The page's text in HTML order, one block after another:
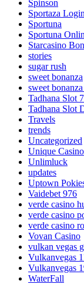
Spinson
Sportaza
Sportuna
Sportuna
Starcasino
stories
sugar rush
sweet bonanza
sweet
Tadhana Slot
Tadhana Slot
Travels
trends
Uncategorized
Unique Casino
Unlimluck
updates
Uptown
Vaidebet 976
verde casino
verde casino
verde casino
Vovan Casino
vulkan vegas
Vulkanvegas
Vulkanvegas
WaterFall